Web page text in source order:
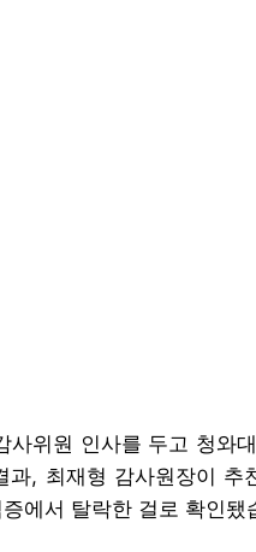
사위원 인사를 두고 청와
과, 최재형 감사원장이
에서 탈락한 걸로 확인됐